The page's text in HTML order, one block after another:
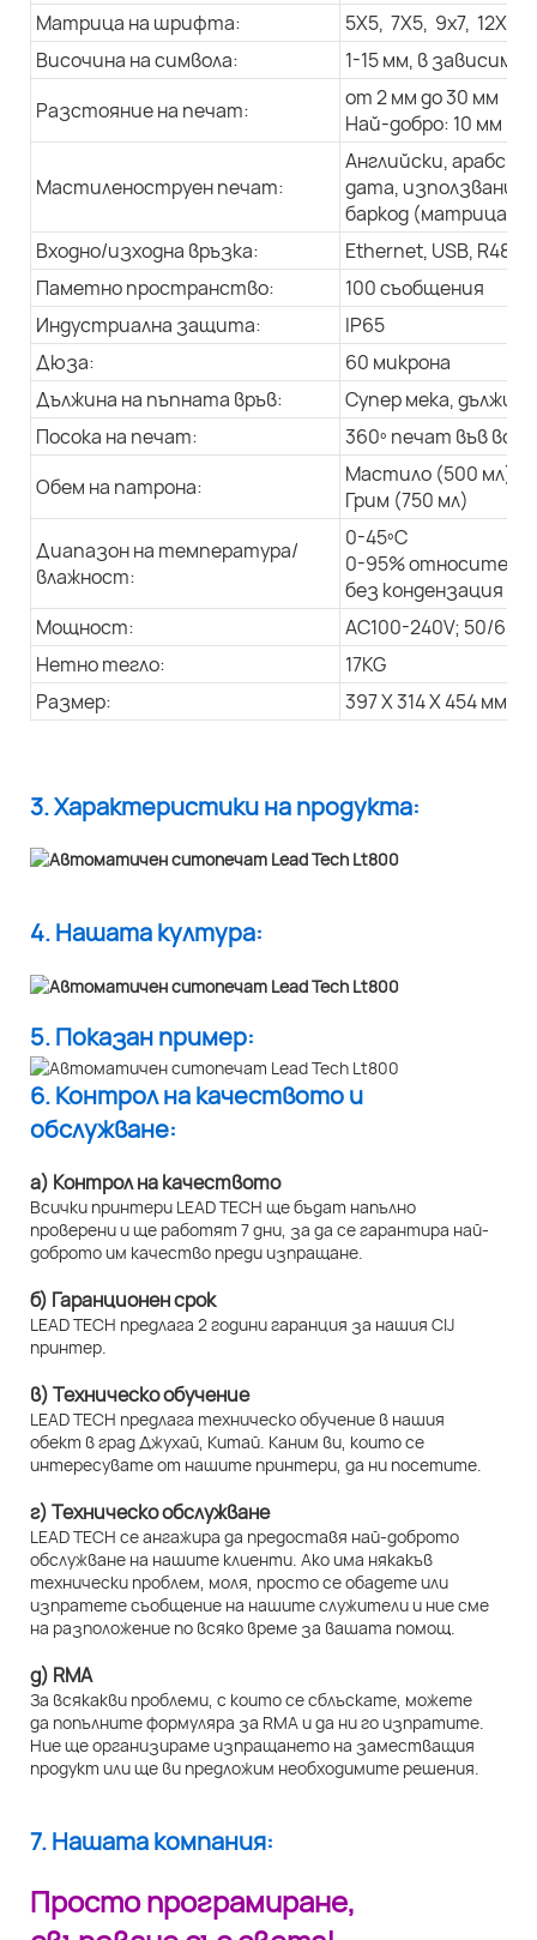
Матрица на шрифта:
5X5, 7X5, 9x7, 12X9,
Височина на символа:
1-15 мм, в
Разстояние на печат:
от 2 мм до 30 мм
Най-добро: 10 мм
Мастиленоструен печат:
Английски,
дата, използвани
баркод (матрица с
Входно/изходна връзка:
Ethernet, USB, R485
Паметно пространство:
100 съобщения
Индустриална защита:
IP65
Дюза:
60 микрона
Дължина на пъпната връв:
Супер мека,
Посока на печат:
360º печат във
Обем на патрона:
Мастило (500 мл)
Грим (750 мл)
Диапазон на температура/
влажност:
0-45ºC
0-95%
без кондензация
Мощност:
AC100-240V; 50/
Нетно тегло:
17KG
Размер:
397 X 314 X 454 мм
3. Характеристики на продукта:
4. Нашата култура:
5. Показан пример:
6. Контрол на качеството и
обслужване:
а) Контрол на качеството
Всички принтери LEAD TECH ще бъдат напълно
проверени и ще работят 7 дни, за да се гарантира най-
доброто им качество преди изпращане.
б) Гаранционен срок
LEAD TECH предлага 2 години гаранция за нашия CIJ
принтер.
в) Техническо обучение
LEAD TECH предлага техническо обучение в нашия
обект в град Джухай, Китай. Каним ви, които се
интересувате от нашите принтери, да ни посетите.
г) Техническо обслужване
LEAD TECH се ангажира да предоставя най-доброто
обслужване на нашите клиенти. Ако има някакъв
технически проблем, моля, просто се обадете или
изпратете съобщение на нашите служители и ние сме
на разположение по всяко време за вашата помощ.
д) RMA
За всякакви проблеми, с които се сблъскате, можете
да попълните формуляра за RMA и да ни го изпратите.
Ние ще организираме изпращането на заместващия
продукт или ще ви предложим необходимите решения.
7. Нашата компания:
Просто програмиране,